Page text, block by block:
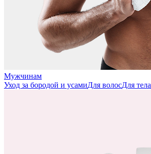
Мужчинам
Уход за бородой и усамиДля волосДля тела